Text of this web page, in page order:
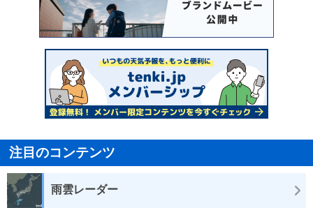
注目のコンテンツ
雨雲レーダー